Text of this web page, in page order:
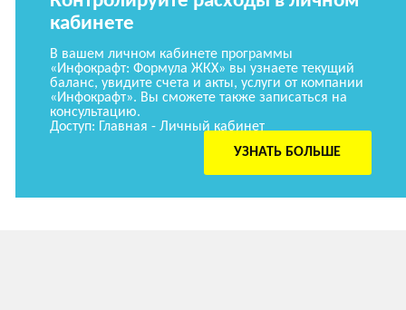
кабинете
В вашем личном кабинете программы
«Инфокрафт: Формула ЖКХ» вы узнаете текущий
баланс, увидите счета и акты, услуги от компании
«Инфокрафт». Вы сможете также записаться на
консультацию.
Доступ: Главная - Личный кабинет
УЗНАТЬ БОЛЬШЕ